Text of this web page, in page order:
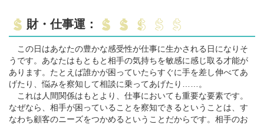
財・仕事運：
この日はあなたの豊かな感受性が仕事に生かされる日になりそ
うです。あなたはもともと相手の気持ちを敏感に感じ取る才能が
あります。たとえば誰かが困っていたらすぐに手を差し伸べてあ
げたり、悩みを察知して相談に乗ってあげたり……。
これは人間関係はもとより、仕事においても重要な要素です。
なぜなら、相手が困っていることを察知できるということは、す
なわち顧客のニーズをつかめるということだからです。相手のお